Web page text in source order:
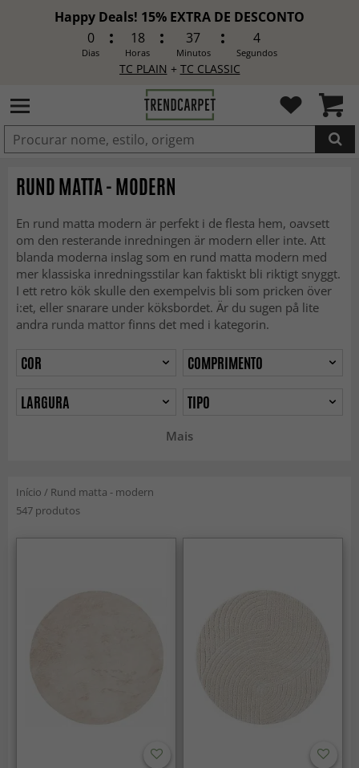
Happy Deals! 15% EXTRA DE DESCONTO
0
Dias
18
Horas
37
Minutos
2
Segundos
TC PLAIN + TC CLASSIC
ADICIONADO
RUND MATTA - MODERN
En rund matta modern är perfekt i de flesta hem, oavsett
om den resterande inredningen är modern eller inte. Att
blanda moderna inslag som en rund matta modern med
mer klassiska inredningsstilar kan faktiskt bli riktigt snyggt.
I ett retro kök skulle den exempelvis bli som pricken över
i:et, eller snarare under köksbordet. Är du sugen på lite
andra runda mattor finns det med i kategorin.
Mais
COR
COMPRIMENTO
LARGURA
TIPO
Início / Rund matta - modern
547 produtos